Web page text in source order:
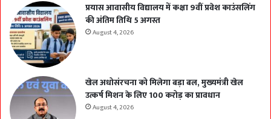
प्रयास आवासीय विद्यालय में कक्षा 9वीं प्रवेश काउंसलिंग
की अंतिम तिथि 5 अगस्त
August 4, 2026
खेल अधोसंरचना को मिलेगा बड़ा बल, मुख्यमंत्री खेल
उत्कर्ष मिशन के लिए 100 करोड़ का प्रावधान
August 4, 2026